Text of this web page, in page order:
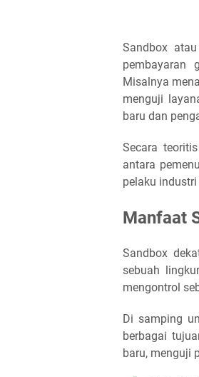
Sandbox
pembayaran
Misalnya
menguji
baru dan
Secara
antara
pelaku
Manfaat
Sandbox
sebuah
mengontrol
Di samping
berbagai
baru, menguji